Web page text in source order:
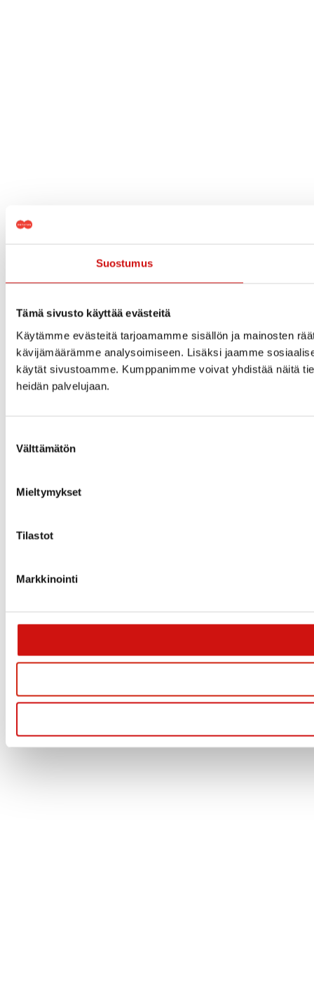
Suostumus
Tämä sivusto käyttää evästeitä
Käytämme evästeitä tarjoamamme sisällön ja mainosten
kävijämäärämme analysoimiseen. Lisäksi jaamme
käytät sivustoamme. Kumppanimme voivat yhdistää näitä
heidän palvelujaan.
valinta
Välttämätön
Mieltymykset
Tilastot
Markkinointi